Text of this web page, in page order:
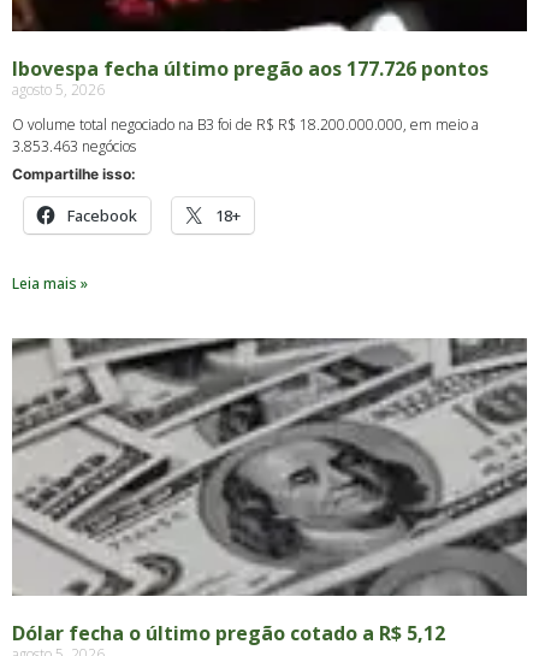
Ibovespa fecha último pregão aos 177.726 pontos
agosto 5, 2026
O volume total negociado na B3 foi de R$ R$ 18.200.000.000, em meio a
3.853.463 negócios
Compartilhe isso:
Facebook 18+
Leia mais »
Dólar fecha o último pregão cotado a R$ 5,12